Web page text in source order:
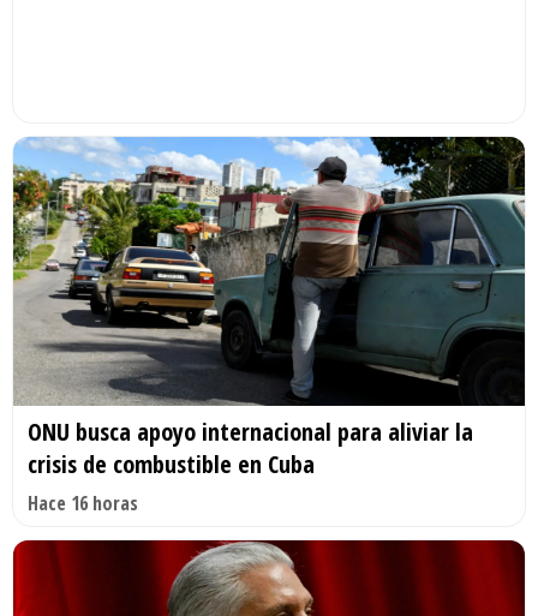
ONU busca apoyo internacional para aliviar la
crisis de combustible en Cuba
Hace 16 horas